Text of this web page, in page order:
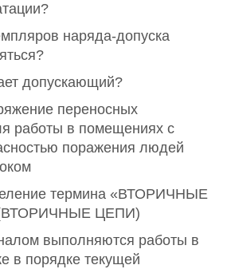
наряда-допуска
допускающий?
переносных
работы в помещениях с
поражения людей
термина «ВТОРИЧНЫЕ
ЦЕПИ)
выполняются работы в
в порядке текущей